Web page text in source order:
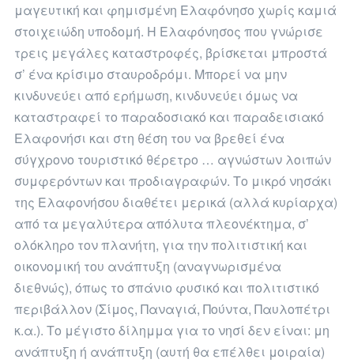
μαγευτική και φημισμένη Ελαφόνησο χωρίς καμιά
στοιχειώδη υποδομή. H Ελαφόνησος που γνώρισε
τρεις μεγάλες καταστροφές, βρίσκεται μπροστά
σ’ ένα κρίσιμο σταυροδρόμι. Μπορεί να μην
κινδυνεύει από ερήμωση, κινδυνεύει όμως να
καταστραφεί το παραδοσιακό και παραδεισιακό
Ελαφονήσι και στη θέση του να βρεθεί ένα
σύγχρονο τουριστικό θέρετρο … αγνώστων λοιπών
συμφερόντων και προδιαγραφών. Το μικρό νησάκι
της Ελαφονήσου διαθέτει μερικά (αλλά κυρίαρχα)
από τα μεγαλύτερα απόλυτα πλεονέκτημα, σ’
ολόκληρο τον πλανήτη, για την πολιτιστική και
οικονομική του ανάπτυξη (αναγνωρισμένα
διεθνώς), όπως το σπάνιο φυσικό και πολιτιστικό
περιβάλλον (Σίμος, Παναγιά, Πούντα, Παυλοπέτρι
κ.α.). Το μέγιστο δίλημμα για το νησί δεν είναι: μη
ανάπτυξη ή ανάπτυξη (αυτή θα επέλθει μοιραία)